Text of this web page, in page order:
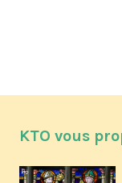
KTO vous